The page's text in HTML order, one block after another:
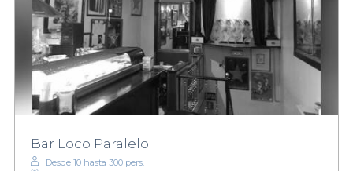
Bar Loco Paralelo
Desde 10 hasta 300 pers.